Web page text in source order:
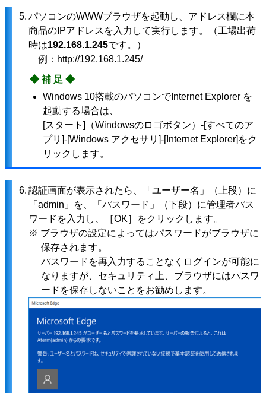
5. パソコンのWWWブラウザを起動し、アドレス欄に本
商品のIPアドレスを入力して実行します。（工場出荷
時は192.168.1.245です。）
例：http://192.168.1.245/
◆補足◆
Windows 10搭載のパソコンでInternet Explorer を
起動する場合は、
[スタート]（Windowsのロゴボタン）-[すべてのア
プリ]-[Windows アクセサリ]-[Internet Explorer]をク
リックします。
6. 認証画面が表示されたら、「ユーザー名」（上段）に
「admin」を、「パスワード」（下段）に管理者パス
ワードを入力し、［OK］をクリックします。
※ ブラウザの設定によってはパスワードがブラウザに
保存されます。
パスワードを再入力することなくログインが可能に
なりますが、セキュリティ上、ブラウザにはパスワ
ードを保存しないことをお勧めします。